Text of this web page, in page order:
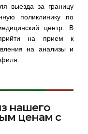
выезда за границу
поликлинику по
центр. В
на прием к
на анализы и
нашего
ценам с